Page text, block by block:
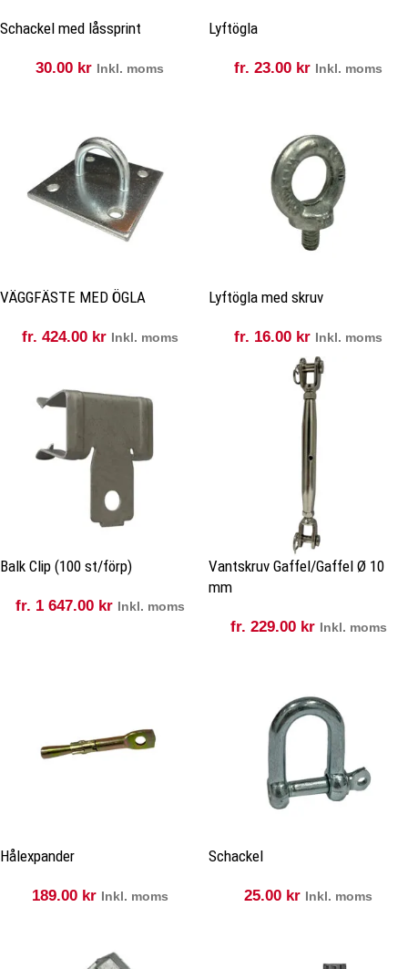
Schackel med låssprint
30.00 kr Inkl. moms
Lyftögla
fr. 23.00 kr Inkl. moms
VÄGGFÄSTE MED ÖGLA
fr. 424.00 kr Inkl. moms
Lyftögla med skruv
fr. 16.00 kr Inkl. moms
Balk Clip (100 st/förp)
fr. 1 647.00 kr Inkl. moms
Vantskruv Gaffel/Gaffel Ø 10
mm
fr. 229.00 kr Inkl. moms
Hålexpander
189.00 kr Inkl. moms
Schackel
25.00 kr Inkl. moms